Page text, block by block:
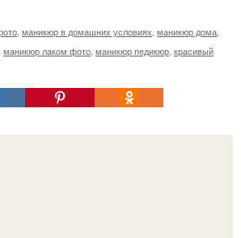
маникюр в домашних условиях маникюр дома
маникюр лаком фото маникюр педикюр красивый